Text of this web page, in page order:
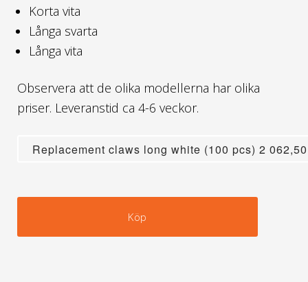
Korta vita
Långa svarta
Långa vita
Observera att de olika modellerna har olika
priser. Leveranstid ca 4-6 veckor.
Köp